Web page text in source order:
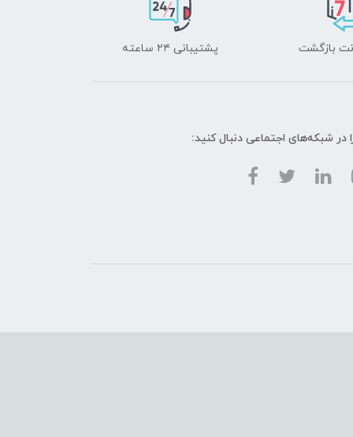
پشتیبانی ۲۴ ساعته
در شبکه‌های اجتماعی دنبال کنید: